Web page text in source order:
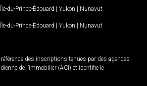
Île-du-Prince-Édouard | Yukon | Nunavut
Île-du-Prince-Édouard | Yukon | Nunavut
des inscriptions tenues par des agences
de l’immobilier (ACI) et identifie le